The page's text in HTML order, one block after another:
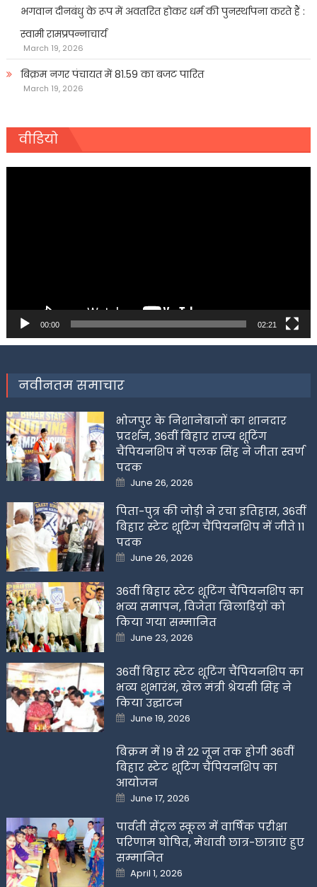
भगवान दीनबंधु के रूप में अवतरित होकर धर्म की पुनर्स्थापना करते हैं :
स्वामी रामप्रपन्नाचार्य
March 19, 2026
बिक्रम नगर पंचायत में 81.59 का बजट पारित
March 19, 2026
वीडियो
00:00 02:21
नवीनतम समाचार
भोजपुर के निशानेबाजों का शानदार
प्रदर्शन, 36वीं बिहार राज्य शूटिंग
चैंपियनशिप में पलक सिंह ने जीता स्वर्ण
पदक
Posted
on
June 26, 2026
पिता-पुत्र की जोड़ी ने रचा इतिहास, 36वीं
बिहार स्टेट शूटिंग चैंपियनशिप में जीते 11
पदक
Posted
on
June 26, 2026
36वीं बिहार स्टेट शूटिंग चैंपियनशिप का
भव्य समापन, विजेता खिलाडिय़ों को
किया गया सम्मानित
Posted
on
June 23, 2026
36वीं बिहार स्टेट शूटिंग चैंपियनशिप का
भव्य शुभारंभ, खेल मंत्री श्रेयसी सिंह ने
किया उद्घाटन
Posted
on
June 19, 2026
बिक्रम में 19 से 22 जून तक होगी 36वीं
बिहार स्टेट शूटिंग चैंपियनशिप का
आयोजन
Posted
on
June 17, 2026
पार्वती सेंट्रल स्कूल में वार्षिक परीक्षा
परिणाम घोषित, मेधावी छात्र-छात्राएं हुए
सम्मानित
Posted
on
April 1, 2026